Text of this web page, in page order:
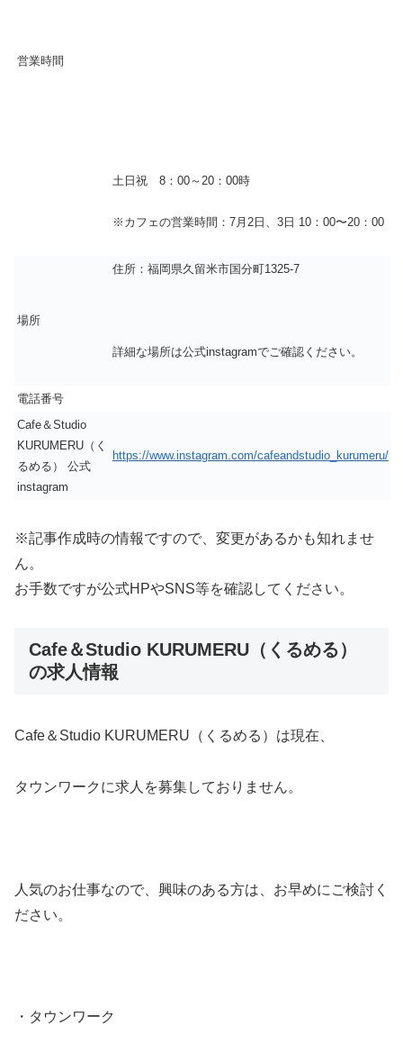
営業時間
土日祝 8：00～20：00時
※カフェの営業時間：7月2日、3日 10：00〜20：00
場所
住所：福岡県久留米市国分町1325-7
詳細な場所は公式instagramでご確認ください。
電話番号
Cafe＆Studio
KURUMERU（く
るめる） 公式
instagram
https://www.instagram.com/cafeandstudio_kurumeru/
※記事作成時の情報ですので、変更があるかも知れませ
ん。
お手数ですが公式HPやSNS等を確認してください。
Cafe＆Studio KURUMERU（くるめる）
の求人情報
Cafe＆Studio KURUMERU（くるめる）は現在、
タウンワークに求人を募集しておりません。
人気のお仕事なので、興味のある方は、お早めにご検討く
ださい。
・タウンワーク